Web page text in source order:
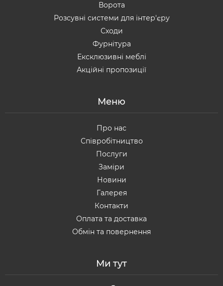
Ворота
Розсувні системи для інтер'єру
Сходи
Фурнітура
Ексклюзивні меблі
Акційні пропозиції
Меню
Про нас
Співробітництво
Послуги
Заміри
Новини
Галерея
Контакти
Оплата та доставка
Обмін та повернення
Ми тут